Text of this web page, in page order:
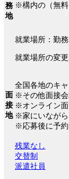
務
地
※構内の（無
就業場所：勤
就業場所の変
面
接
地
全国各地のキ
※その他面接会
※オンライン面
※家にいなが
※応募後に予約
残業なし
交替制
派遣社員